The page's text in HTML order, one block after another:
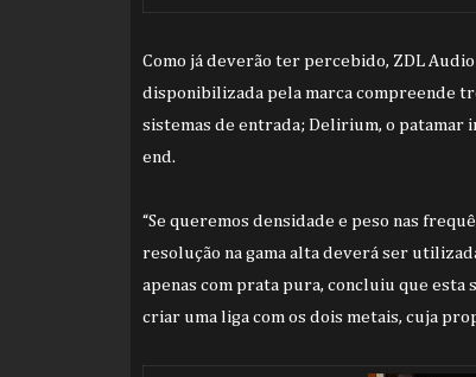
Como já deverão ter percebido, ZDL
disponibilizada pela marca compreende
sistemas de entrada; Delirium, o patamar
end.
“Se queremos densidade e peso nas
resolução na gama alta deverá ser
apenas com prata pura, concluiu que esta
criar uma liga com os dois metais, cuja